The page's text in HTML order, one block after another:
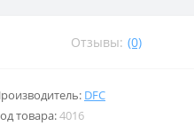
Отзывы: (0)
DFC
товара:4016